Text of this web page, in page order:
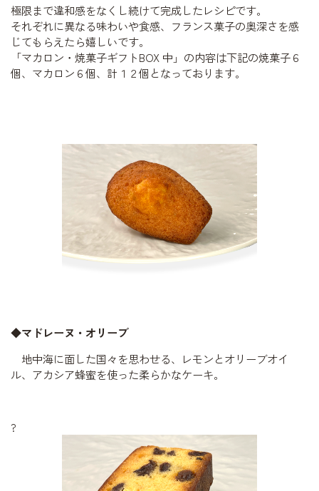
極限まで違和感をなくし続けて完成したレシピです。
それぞれに異なる味わいや食感、フランス菓子の奥深さを感
じてもらえたら嬉しいです。
「マカロン・焼菓子ギフトBOX 中」の内容は下記の焼菓子６
個、マカロン６個、計１２個となっております。
◆マドレーヌ・オリーブ
地中海に面した国々を思わせる、レモンとオリーブオイ
ル、アカシア蜂蜜を使った柔らかなケーキ。
?